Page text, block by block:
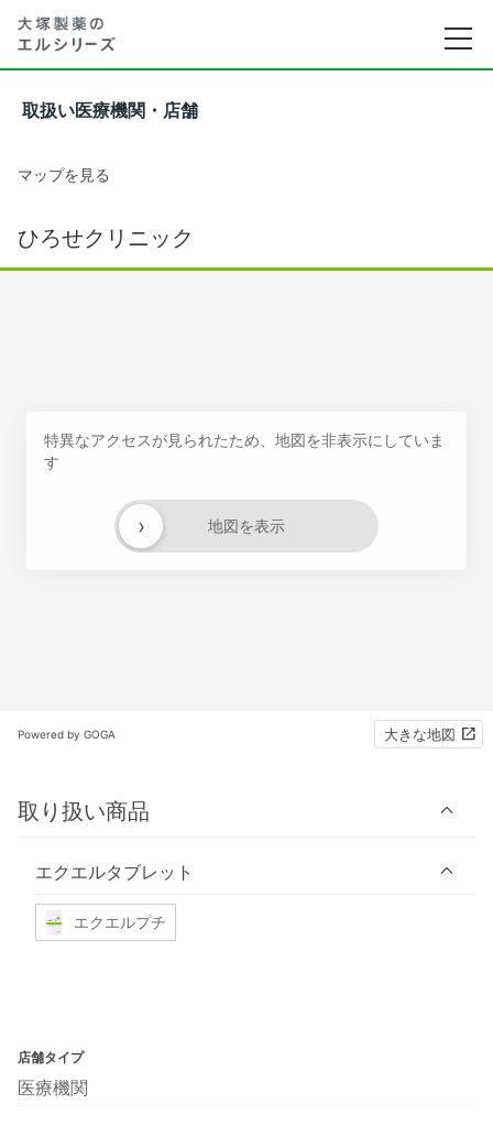
取扱い医療機関・店舗
マップを見る
ひろせクリニック
特異なアクセスが見られたため、地図を非表示にしていま
す
地図を表示
›
Powered by GOGA 大きな地図
取り扱い商品
エクエルタブレット
エクエルプチ
店舗タイプ
医療機関